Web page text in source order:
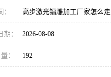
： 高步激光镭雕加工厂家怎么走
期： 2026-08-08
： 192